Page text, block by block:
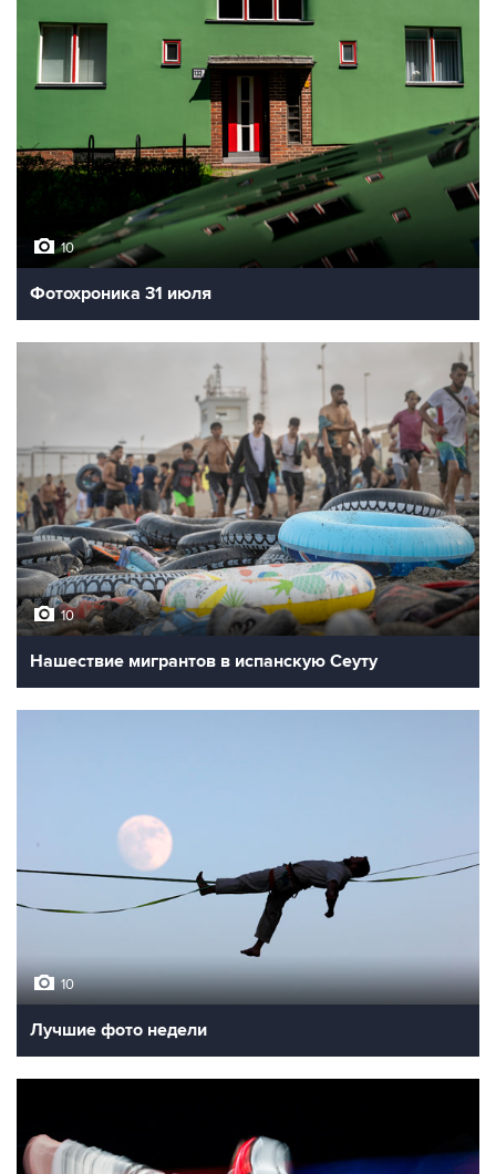
10
Фотохроника 31 июля
10
Нашествие мигрантов в испанскую Сеуту
10
Лучшие фото недели